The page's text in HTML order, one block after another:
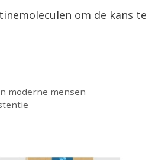
om de kans te
moderne mensen